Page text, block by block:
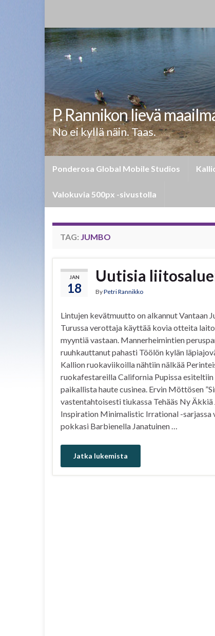
P. Rannikon lievä
No ei kyllä näin. Taas.
Ponderosa Global Mobile Studios
Valokuvia 500px -sivustolla
TAG: JUMBO
JAN
18
Uutisia
ByPetri Rannikko
Lintujen kevätmuutto on alkannut Vantaan
Turussa verottaja käyttää kovia otteita
myyntiä vastaan. Mannerheimintien
ruuhkauttanut pahasti Töölön kylän
Kallion ruokaviikoilla nähtiin nälkää
ruokafestareilla California Pupissa
paikallista haute cusinea. Ervin Möttösen
vastentahtoisesti tiukassa Tehääs Ny Äkkiä
Inspiration Minimalistic Irrational -
pokkasi Barbienella Janatuinen …
Jatka lukemista